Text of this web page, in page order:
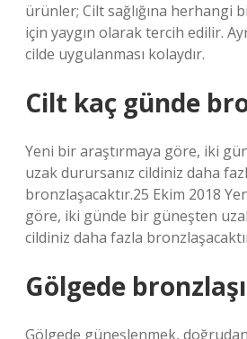
ürünler; Cilt sağlığına herhangi
için yaygın olarak tercih edilir.
cilde uygulanması kolaydır.
Cilt kaç günde
Yeni bir araştırmaya göre, iki
uzak durursanız cildiniz daha
bronzlaşacaktır.25 Ekim 2018
göre, iki günde bir güneşten
cildiniz daha fazla
Gölgede
Gölgede güneşlenmek, doğrudan